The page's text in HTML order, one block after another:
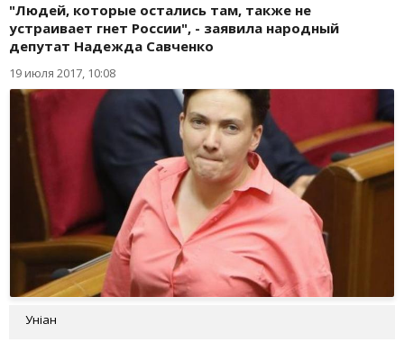
"Людей, которые остались там, также не
устраивает гнет России", - заявила народный
депутат Надежда Савченко
19 июля 2017, 10:08
Уніан